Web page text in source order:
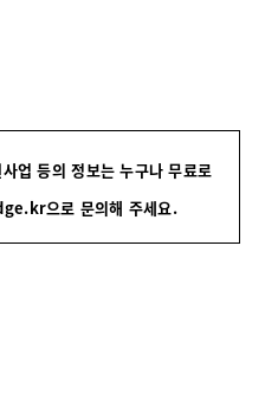
업 등의 정보는 누구나 무료로
으로 문의해 주세요.